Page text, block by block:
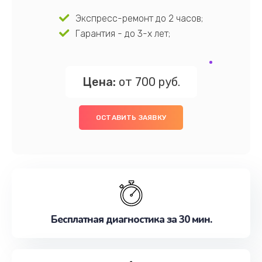
Экспресс-ремонт до 2 часов;
Гарантия - до 3-х лет;
Цена: от 700 руб.
ОСТАВИТЬ ЗАЯВКУ
Бесплатная диагностика за 30 мин.